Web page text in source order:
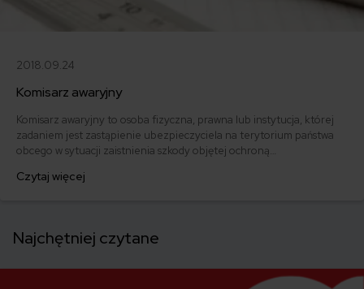
2018.09.24
Komisarz awaryjny
Komisarz awaryjny to osoba fizyczna, prawna lub instytucja, której
zadaniem jest zastąpienie ubezpieczyciela na terytorium państwa
obcego w sytuacji zaistnienia szkody objętej ochroną
Czytaj więcej
Najchętniej czytane